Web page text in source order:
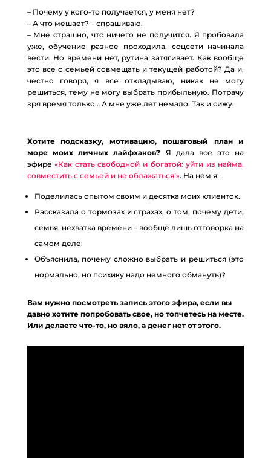
– Почему у кого-то получается, у меня нет?
– А что мешает? – спрашиваю.
– Мне страшно, что ничего не получится. Я пробовала
уже, обучение разное проходила, соцсети начинала
вести. Но времени нет, рутина затягивает. Как вообще
это все с семьей совмещать и текущей работой? Да и,
честно говоря, я все откладываю, никак не могу
решиться, тему не могу выбрать прибыльную. Потрачу
зря время только… А мне уже лет немало. Так и сижу.
Хотите подсказку, мотивацию, пошаговый план и
море моих личных лайфхаков? Я дала все это на
эфире«Как стать свободной и богатой: уйти из найма,
совместить с семьей и не облажаться!». На нем я:
Поделилась опытом своим и десятка моих клиенток.
Рассказала о тормозах и страхах, о том, почему дети,
семья, нехватка времени – вообще лишь отговорка на
самом деле.
Объяснила, почему сложно выбрать и решиться (это
нормально, но психику надо немного обмануть)?
Вам нужно посмотреть запись этого эфира, если вы
давно хотите попробовать свое, но топчетесь на месте.
Или делаете что-то, но вяло, а денег нет от этого.